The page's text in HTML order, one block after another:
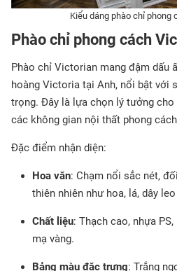
Kiểu dáng phào chỉ phong
Phào chỉ phong cách
Phào chỉ Victorian mang đậm dấu
hoàng Victoria tại Anh, nổi bật với
trọng. Đây là lựa chọn lý tưởng
các không gian nội thất phong
Đặc điểm nhận diện:
Hoa văn: Chạm nổi sắc nét,
thiên nhiên như hoa, lá, dây
Chất liệu: Thạch cao, nhựa
mạ vàng.
Bảng màu đặc trưng: Trắng